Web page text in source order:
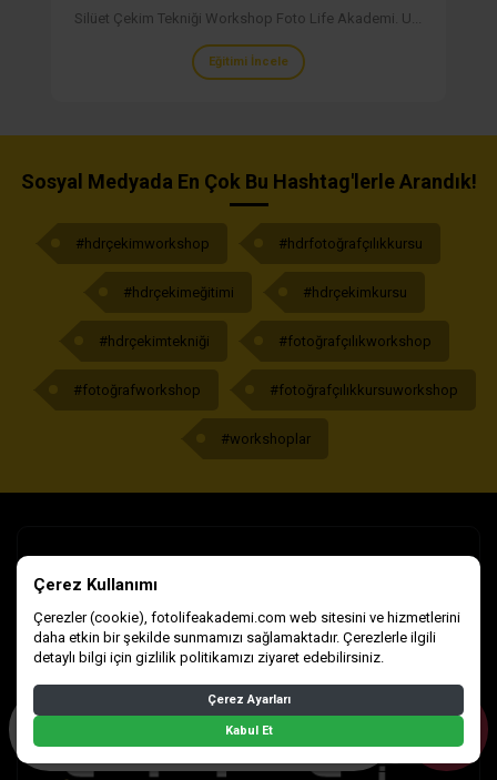
Silüet Çekim Tekniği Workshop Foto Life Akademi. U...
Eğitimi İncele
Sosyal Medyada En Çok Bu Hashtag'lerle Arandık!
#hdrçekimworkshop #hdrfotoğrafçılıkkursu
#hdrçekimeğitimi #hdrçekimkursu
#hdrçekimtekniği #fotoğrafçılıkworkshop
#fotoğrafworkshop #fotoğrafçılıkkursuworkshop
#workshoplar
Erken Kayıtta %50 İndirim
Kontenjanlar Hızla Doluyor -
Hemen Ara
Çerez Kullanımı
Çerezler (cookie), fotolifeakademi.com web sitesini ve hizmetlerini
daha etkin bir şekilde sunmamızı sağlamaktadır. Çerezlerle ilgili
detaylı bilgi için gizlilik politikamızı ziyaret edebilirsiniz.
Çerez Ayarları
Kabul Et